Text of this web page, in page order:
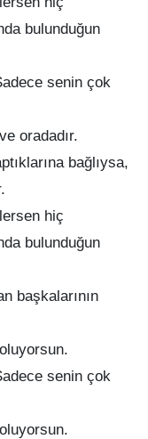
bulunduğun
senin çok
oradadır.
bağlıysa,
hiç
bulunduğun
başkalarının
senin çok